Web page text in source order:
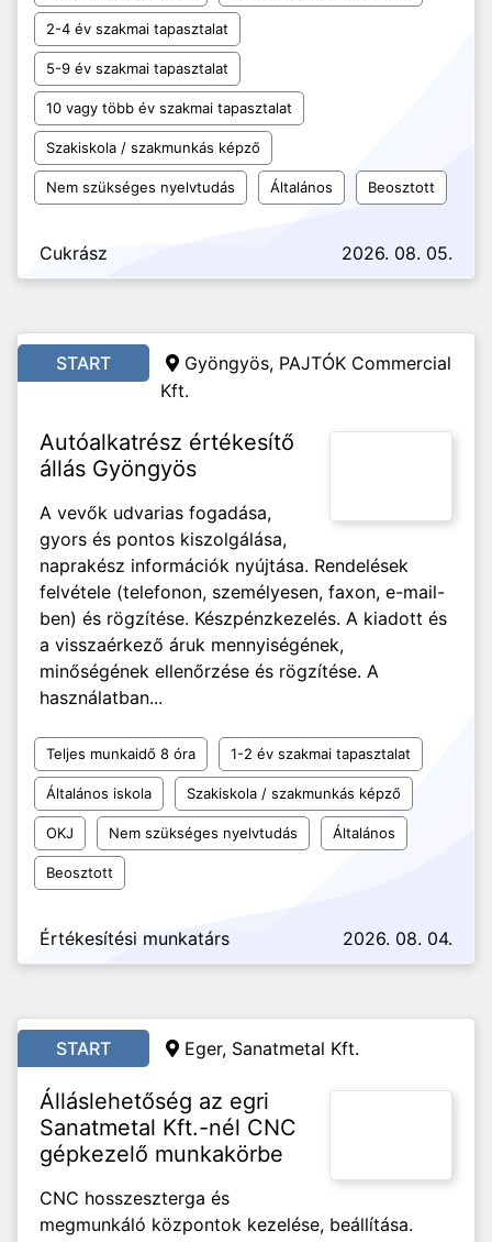
2-4 év szakmai tapasztalat
5-9 év szakmai tapasztalat
10 vagy több év szakmai tapasztalat
Szakiskola / szakmunkás képző
Nem szükséges nyelvtudás Általános Beosztott
Cukrász 2026. 08. 05.
START
Gyöngyös, PAJTÓK Commercial
Kft.
Autóalkatrész értékesítő
állás Gyöngyös
A vevők udvarias fogadása,
gyors és pontos kiszolgálása,
naprakész információk nyújtása. Rendelések
felvétele (telefonon, személyesen, faxon, e-mail-
ben) és rögzítése. Készpénzkezelés. A kiadott és
a visszaérkező áruk mennyiségének,
minőségének ellenőrzése és rögzítése. A
használatban...
Teljes munkaidő 8 óra 1-2 év szakmai tapasztalat
Általános iskola Szakiskola / szakmunkás képző
OKJ Nem szükséges nyelvtudás Általános
Beosztott
Értékesítési munkatárs 2026. 08. 04.
START Eger, Sanatmetal Kft.
Álláslehetőség az egri
Sanatmetal Kft.-nél CNC
gépkezelő munkakörbe
CNC hosszeszterga és
megmunkáló központok kezelése, beállítása.